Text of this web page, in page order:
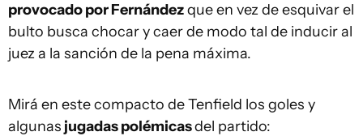
provocado por Fernándezque en vez de esquivar el
bulto busca chocar y caer de modo tal de inducir al
juez a la sanción de la pena máxima.
Mirá en este compacto de Tenfield los goles y
algunas jugadas polémicasdel partido: